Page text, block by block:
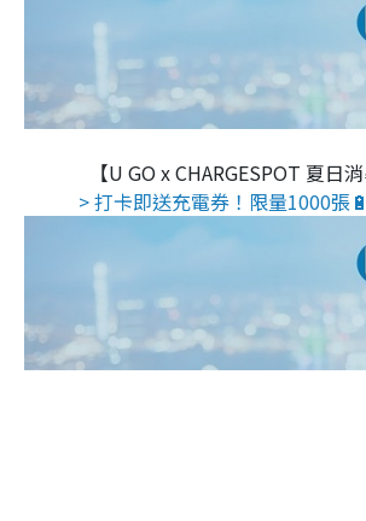
【U GO x CHARGESPOT 夏日消
> 打卡即送充電券！限量1000張